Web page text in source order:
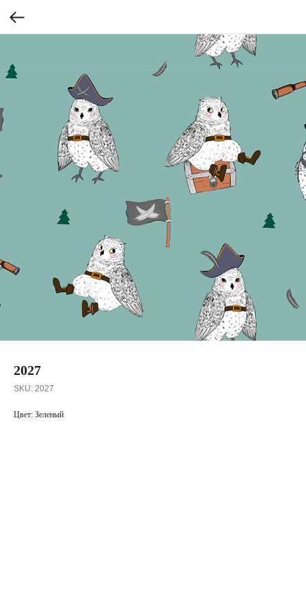
2027
SKU: 2027
Цвет: Зеленый